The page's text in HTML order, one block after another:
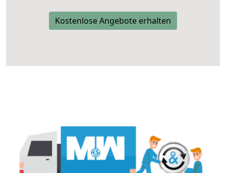
Kostenlose Angebote erhalten